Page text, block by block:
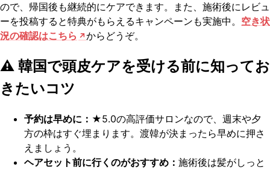
ので、帰国後も継続的にケアできます。また、施術後にレビュ
ーを投稿すると特典がもらえるキャンペーンも実施中。 空き状
況の確認はこちら
からどうぞ。
⚠️ 韓国で頭皮ケアを受ける前に知ってお
きたいコツ
予約は早めに： ★5.0の高評価サロンなので、週末や夕
方の枠はすぐ埋まります。渡韓が決まったら早めに押さ
えましょう。
ヘアセット前に行くのがおすすめ： 施術後は髪がしっと